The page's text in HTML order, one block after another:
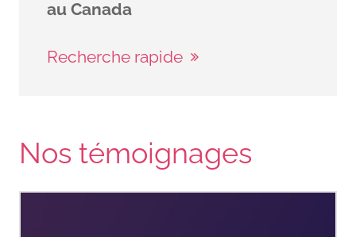
au Canada
Recherche rapide
Nos témoignages